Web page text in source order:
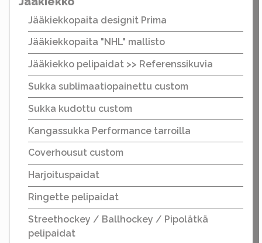
Jääkiekkopaita designit Prima
Jääkiekkopaita "NHL" mallisto
Jääkiekko pelipaidat >> Referenssikuvia
Sukka sublimaatiopainettu custom
Sukka kudottu custom
Kangassukka Performance tarroilla
Coverhousut custom
Harjoituspaidat
Ringette pelipaidat
Streethockey / Ballhockey / Pipolätkä
pelipaidat